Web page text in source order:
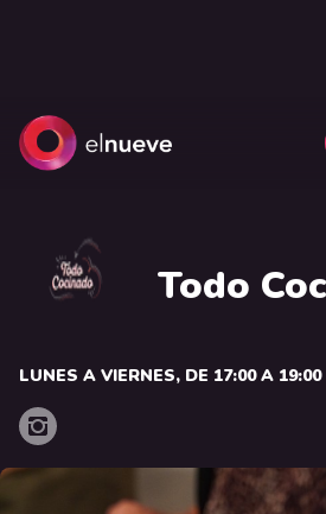
Todo
LUNES A VIERNES, DE 17:00 A 19:00